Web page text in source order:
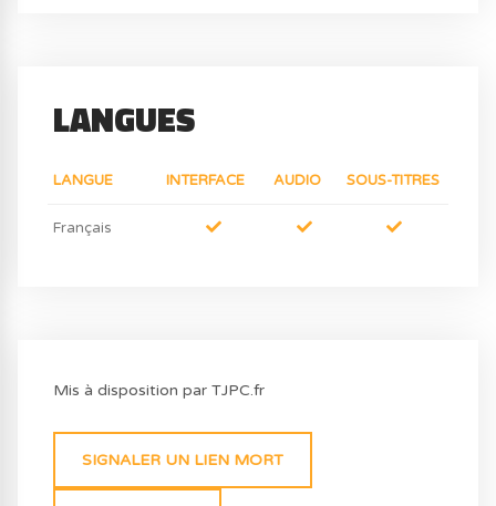
LANGUES
LANGUE INTERFACE AUDIO SOUS-TITRES
Français
Mis à disposition par TJPC.fr
SIGNALER UN LIEN MORT